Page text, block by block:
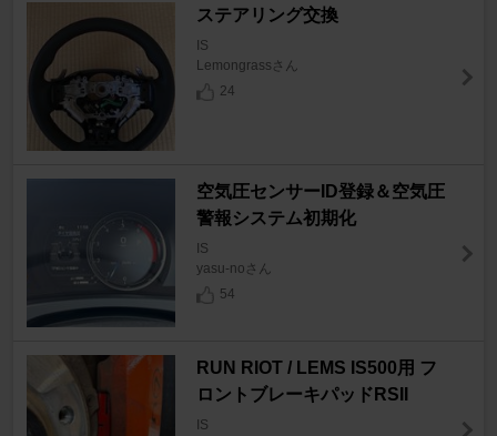
ステアリング交換
IS
Lemongrassさん
24
空気圧センサーID登録＆空気圧
警報システム初期化
IS
yasu-noさん
54
RUN RIOT / LEMS IS500用 フ
ロントブレーキパッドRSII
IS